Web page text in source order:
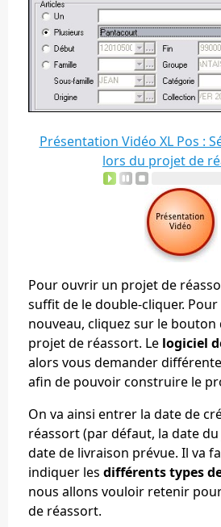
Présentation Vidéo XL Pos :
lors du projet de
Pour ouvrir un projet de
suffit de le double-cliquer.
nouveau, cliquez sur le
projet de réassort. Le logiciel
alors vous demander
afin de pouvoir construire le
On va ainsi entrer la date de
réassort (par défaut, la date
date de livraison prévue. Il va
indiquer les différents types
nous allons vouloir retenir
de réassort.